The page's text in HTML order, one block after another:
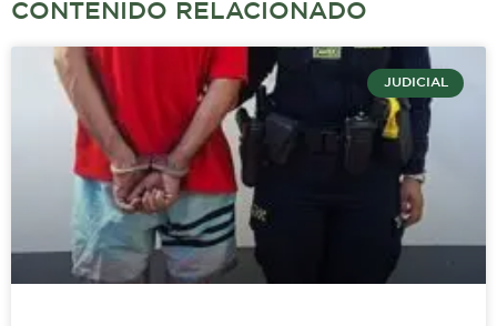
CONTENIDO RELACIONADO
JUDICIAL